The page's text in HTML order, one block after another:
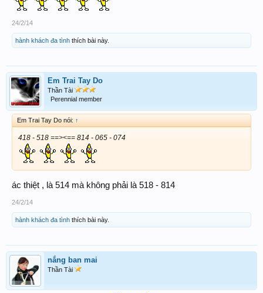
24/2/14
hành khách đa tình thích bài này.
Em Trai Tay Do
Thần Tài
Perennial member
Em Trai Tay Do nói: ↑
418 - 518 ==><== 814 - 065 - 074
ác thiệt , là 514 mà không phải là 518 - 814
24/2/14
hành khách đa tình thích bài này.
nắng ban mai
Thần Tài